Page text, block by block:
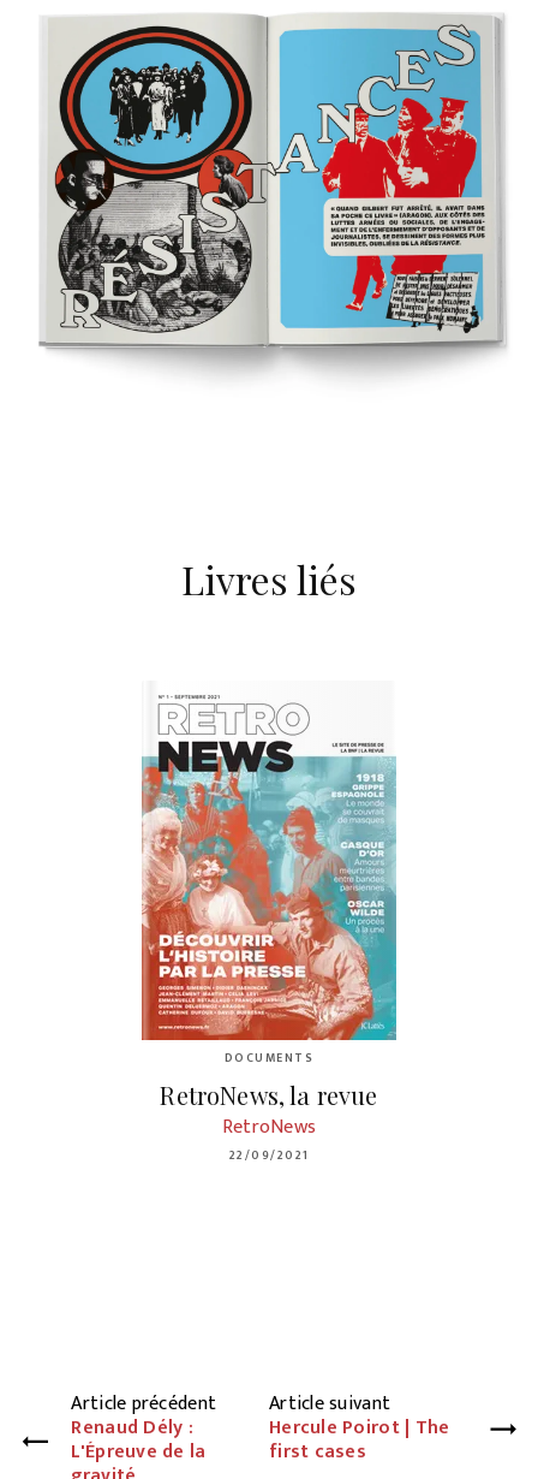
Livres liés
DOCUMENTS
RetroNews, la revue
RetroNews
22/09/2021
Article précédent
Renaud Dély :
L'Épreuve de la
Article suivant
Hercule Poirot | The
first cases